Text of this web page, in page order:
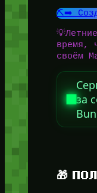
⛏️➡️
время,
своём
за
🎁